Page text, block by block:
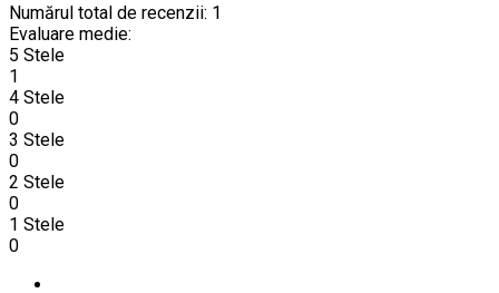
Numărul total de recenzii: 1
Evaluare medie:
5 Stele
1
4 Stele
0
3 Stele
0
2 Stele
0
1 Stele
0